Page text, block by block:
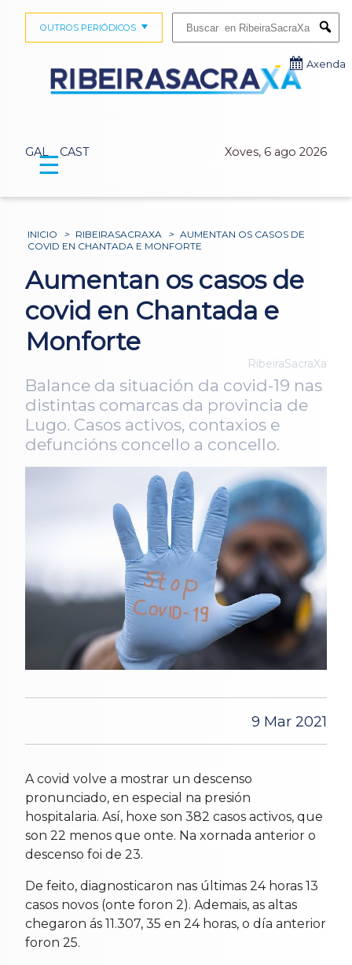
GAL CAST Xoves, 6 ago 2026
OUTROS PERIÓDICOS
Axenda
☰
INICIO > RIBEIRASACRAXA > AUMENTAN OS CASOS DE
COVID EN CHANTADA E MONFORTE
Aumentan os casos de
covid en Chantada e
Monforte
RibeiraSacraXa
Balance da situación da covid-19 nas
distintas comarcas da provincia de
Lugo. Casos activos, contaxios e
defuncións concello a concello.
9 Mar 2021
A covid volve a mostrar un descenso
pronunciado, en especial na presión
hospitalaria. Así, hoxe son 382 casos activos, que
son 22 menos que onte. Na xornada anterior o
descenso foi de 23.
De feito, diagnosticaron nas últimas 24 horas 13
casos novos (onte foron 2). Ademais, as altas
chegaron ás 11.307, 35 en 24 horas, o día anterior
foron 25.